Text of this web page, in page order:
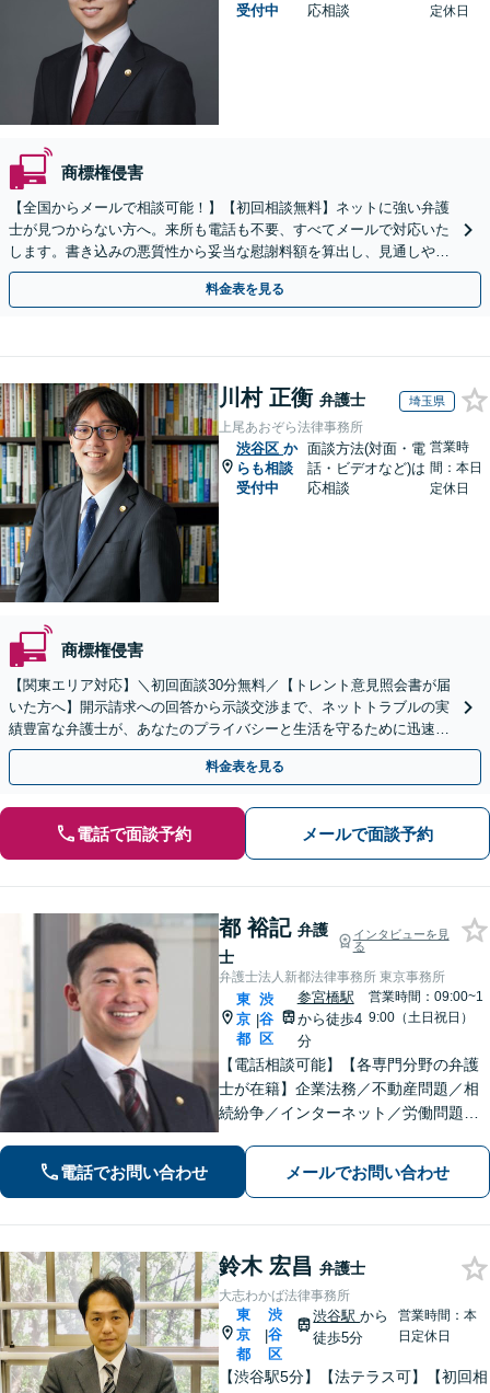
受付中
応相談
定休日
商標権侵害
【全国からメールで相談可能！】【初回相談無料】ネットに強い弁護
士が見つからない方へ。来所も電話も不要、すべてメールで対応いた
します。書き込みの悪質性から妥当な慰謝料額を算出し、見通しや費
用面のリスクも包み隠さずお伝えしサポートします。
料金表を見る
川村 正衡 弁護士 埼玉県
上尾あおぞら法律事務所
渋谷区 か
らも相談
受付中
面談方法(対面・電
話・ビデオなど)は
応相談
営業時
間：本日
定休日
商標権侵害
【関東エリア対応】＼初回面談30分無料／【トレント意見照会書が届
いた方へ】開示請求への回答から示談交渉まで、ネットトラブルの実
績豊富な弁護士が、あなたのプライバシーと生活を守るために迅速に
対応します【セミナー実績多数】【休日・夜間相談OK】
料金表を見る
電話で面談予約 メールで面談予約
都 裕記 弁護
士
インタビューを見
る
弁護士法人新都法律事務所 東京事務所
東
京
都
|
渋
谷
区
参宮橋駅
から徒歩4
分
営業時間：09:00~1
9:00（土日祝日）
【電話相談可能】【各専門分野の弁護
士が在籍】企業法務／不動産問題／相
続紛争／インターネット／労働問題／
幅広い分野に対応【英語・韓国語対
応】大手事務所所属経験あり【夜間・
電話でお問い合わせ メールでお問い合わせ
鈴木 宏昌 弁護士
大志わかば法律事務所
東
京
都
|
渋
谷
区
渋谷駅から
徒歩5分
営業時間：本
日定休日
【渋谷駅5分】【法テラス可】【初回相